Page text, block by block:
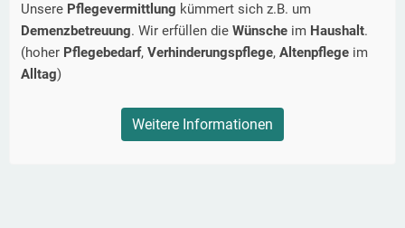
Unsere Pflegevermittlung kümmert sich z.B. um
Demenzbetreuung. Wir erfüllen die Wünsche im Haushalt.
(hoher Pflegebedarf, Verhinderungspflege, Altenpflege im
Alltag)
Weitere Informationen